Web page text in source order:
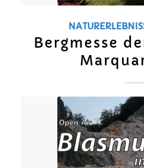
Bergmesse